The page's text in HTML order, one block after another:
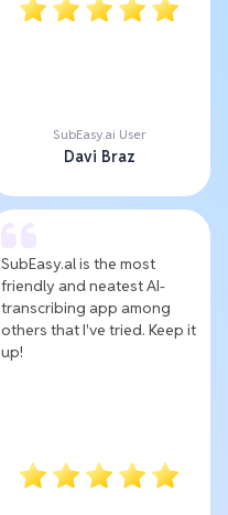
SubEasy.ai User
Davi Braz
SubEasy.al is the most
friendly and neatest AI-
transcribing app among
others that I've tried. Keep it
up!